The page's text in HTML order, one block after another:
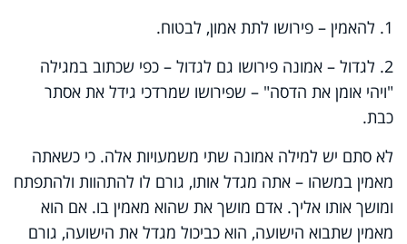
1. להאמין – פירושו לתת אמון, לבטוח.
2. לגדול – אמונה פירושו גם לגדול – כפי שכתוב במגילה
"ויהי אומן את הדסה" – שפירושו שמרדכי גידל את אסתר
כבת.
לא סתם יש למילה אמונה שתי משמעויות אלה. כי כשאתה
מאמין במשהו – אתה מגדל אותו, גורם לו להתהוות ולהתפתח
ומושך אותו אליך. אדם מושך את שהוא מאמין בו. אם הוא
מאמין שתבוא הישועה, הוא כביכול מגדל את הישועה, גורם